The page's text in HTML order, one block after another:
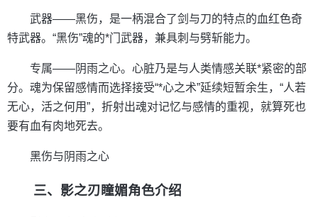
武器——黑伤，是一柄混合了剑与刀的特点的血红色奇
特武器。“黑伤”魂的*门武器，兼具刺与劈斩能力。
专属——阴雨之心。心脏乃是与人类情感关联*紧密的部
分。魂为保留感情而选择接受“*心之术”延续短暂余生，“人若
无心，活之何用”，折射出魂对记忆与感情的重视，就算死也
要有血有肉地死去。
黑伤与阴雨之心
三、影之刃瞳媚角色介绍